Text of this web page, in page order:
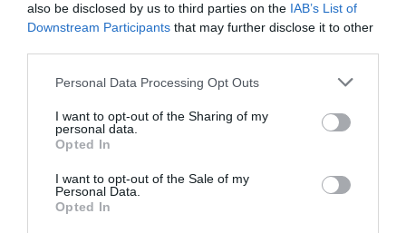
also be disclosed by us to third parties on the IAB’s List of
Downstream Participants that may further disclose it to other
Personal Data Processing Opt Outs
I want to opt-out of the Sharing of my
personal data.
Opted In
I want to opt-out of the Sale of my
Personal Data.
Opted In
estima també, i per tant que aquesta revisió ens
dugui a un segon dia de constatació positiva, i així
L'actitud de preuar, però, no vol dir ingenu o
poc directiu. Vol dir incloure en el nostre procés
millorables, i expressar-les de tal forma que per
l'altre totes elles siguin un regal.